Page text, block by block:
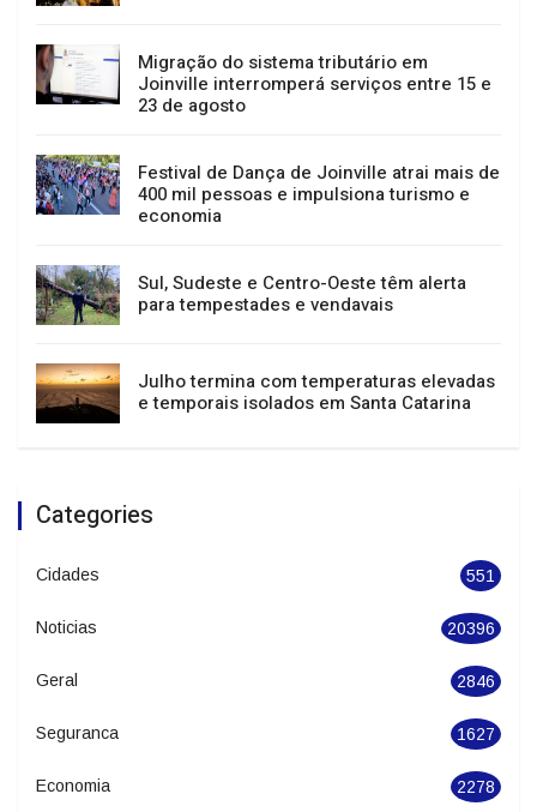
Migração do sistema tributário em
Joinville interromperá serviços entre 15 e
23 de agosto
Festival de Dança de Joinville atrai mais de
400 mil pessoas e impulsiona turismo e
economia
Sul, Sudeste e Centro-Oeste têm alerta
para tempestades e vendavais
Julho termina com temperaturas elevadas
e temporais isolados em Santa Catarina
Categories
Cidades 551
Noticias 20396
Geral 2846
Seguranca 1627
Economia 2278